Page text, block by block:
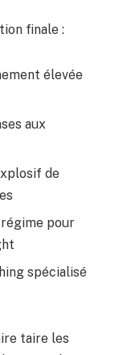
finale :
élevée
aux
de
pour
spécialisé
taire les